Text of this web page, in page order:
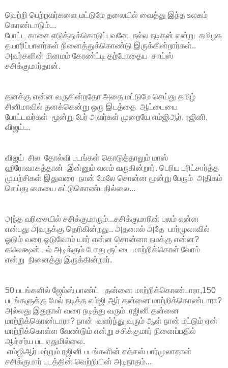
வெற்றி பெற்றவர்களை மட்டுமே தலையில் வைத்து இந்த உலகம்
கொண்டாடும்...
போட்ட காசை எடுத்துக்கொடுப்பவனே நல்ல நடிகன் என்று தமிழக
தயாரிப்பாளர்கள் நினைத்துக்கொண்டு இருக்கின்றார்கள்..
அவர்களின் மினமம் கேரண்ட்டி தற்போதைய சாய்ஸ்
சசிக்குமார்தான்.
தனக்கு என்ன வருகின்றதோ அதை மட்டுமே செய்து தமிழ்
சினிமாவில் தனக்கென்று ஒரு இடத்தை ஆட்டையை
போட்டவர்கள் மூன்று பேர் அவர்கள் முறையே எம்ஜிஆர், ரஜினி,
விஜய்...
விஜய் சில தோல்வி படங்கள் கொடுத்தாலும் மாஸ்
ஹீரோவாகத்தான் இன்னும் வலம் வருகின்றார். பெரிய பரிட்சார்த்த
முயற்சிகள் இதுவரை நான் மேலே சொன்ன மூன்று பேரும் அதிகம்
செய்து கையை சுட்டுகொண்டதில்லை...
அந்த வரிசையில் சசிக்குமாரும்...சசிக்குமாரின் பலம் என்ன
என்பது அவருக்கு தெரிகின்றது.. அதனால் அதே பார்முலாவில்
ஓடும் வரை ஓடுவோம் யார் என்ன சொன்னா நமக்கு என்ன?
கலெக்ஷன் டல் அடிக்கும் போது ரூட்டை மாற்றிக்கொள் வோம்
என்று நினைத்து இருக்கின்றார்.
50 படங்களில் ஜேம்ஸ் பாண்ட் தன்னை மாற்றிக்கொண்டாரா,150
படங்களுக்கு மேல் நடித்த எம்ஜி ஆர் தன்னை மாற்றிக்கொண்டாரா?
அல்லது இதுநாள் வரை நடித்து வரும் ரஜினி தன்னை
மாற்றிக்கொண்டாரா? நான் வளர்ந்து வரும் ஆள் நான் மட்டும் ஏன்
மாற்றிக்கொள்ள வேண்டும் என்று சசிக்குமார் நினைப்பதில்
ஆச்சர்ய பட ஏதுமில்லை.
எம்ஜிஆர் மற்றும் ரஜினி படங்களின் சக்சஸ் பார்முலாதான்
சசிக்குமார் படத்தின் வெற்றியின் அடிநாதம்...